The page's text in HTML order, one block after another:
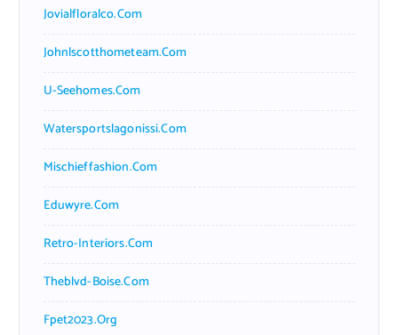
Jovialfloralco.com
Johnlscotthometeam.com
U-Seehomes.com
Watersportslagonissi.com
Mischieffashion.com
Eduwyre.com
Retro-Interiors.com
Theblvd-Boise.com
Fpet2023.org